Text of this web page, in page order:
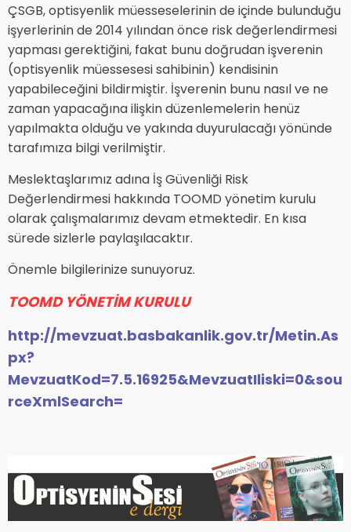
ÇSGB, optisyenlik müesseselerinin de içinde bulunduğu
işyerlerinin de 2014 yılından önce risk değerlendirmesi
yapması gerektiğini, fakat bunu doğrudan işverenin
(optisyenlik müessesesi sahibinin) kendisinin
yapabileceğini bildirmiştir. İşverenin bunu nasıl ve ne
zaman yapacağına ilişkin düzenlemelerin henüz
yapılmakta olduğu ve yakında duyurulacağı yönünde
tarafımıza bilgi verilmiştir.
Meslektaşlarımız adına İş Güvenliği Risk
Değerlendirmesi hakkında TOOMD yönetim kurulu
olarak çalışmalarımız devam etmektedir. En kısa
sürede sizlerle paylaşılacaktır.
Önemle bilgilerinize sunuyoruz.
TOOMD YÖNETİM KURULU
http://mevzuat.basbakanlik.gov.tr/Metin.As
px?
MevzuatKod=7.5.16925&MevzuatIliski=0&sou
rceXmlSearch=